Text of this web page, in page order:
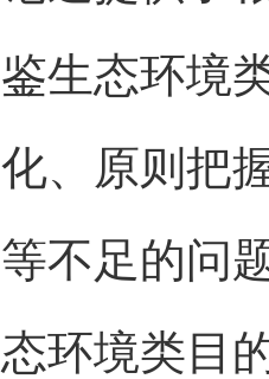
鉴生态环境
化、原则把
等不足的问
态环境类目